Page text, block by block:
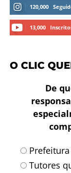
120,000
13,000
O CLIC
De
Tutores